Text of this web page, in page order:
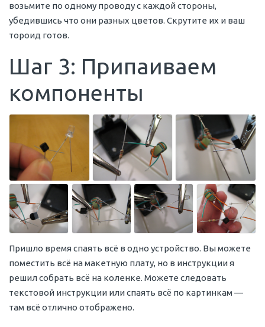
возьмите по одному проводу с каждой стороны,
убедившись что они разных цветов. Скрутите их и ваш
тороид готов.
Шаг 3: Припаиваем
компоненты
Пришло время спаять всё в одно устройство. Вы можете
поместить всё на макетную плату, но в инструкции я
решил собрать всё на коленке. Можете следовать
текстовой инструкции или спаять всё по картинкам —
там всё отлично отображено.